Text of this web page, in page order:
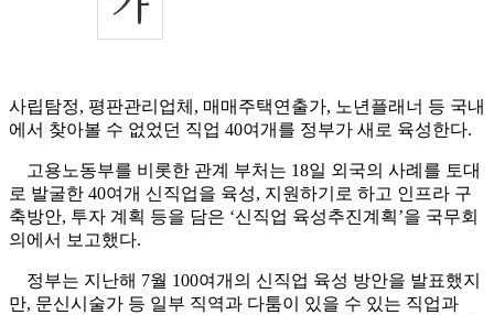
사립탐정, 평판관리업체, 매매주택연출가, 노년플래너 등 국내
에서 찾아볼 수 없었던 직업 40여개를 정부가 새로 육성한다.
고용노동부를 비롯한 관계 부처는 18일 외국의 사례를 토대
로 발굴한 40여개 신직업을 육성, 지원하기로 하고 인프라 구
축방안, 투자 계획 등을 담은 ‘신직업 육성추진계획’을 국무회
의에서 보고했다.
정부는 지난해 7월 100여개의 신직업 육성 방안을 발표했지
만, 문신시술가 등 일부 직역과 다툼이 있을 수 있는 직업과